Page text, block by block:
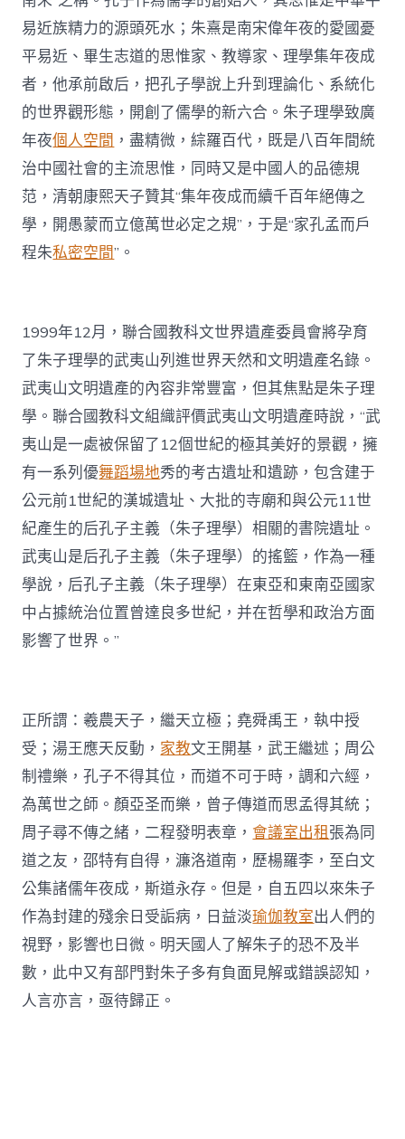
易近族精力的源頭死水；朱熹是南宋偉年夜的愛國憂
平易近、畢生志道的思惟家、教導家、理學集年夜成
者，他承前啟后，把孔子學說上升到理論化、系統化
的世界觀形態，開創了儒學的新六合。朱子理學致廣
年夜個人空間 ，盡精微，綜羅百代，既是八百年間統
治中國社會的主流思惟，同時又是中國人的品德規
范，清朝康熙天子贊其“集年夜成而續千百年絕傳之
學，開愚蒙而立億萬世必定之規”，于是“家孔孟而戶
程朱私密空間”。
1999年12月，聯合國教科文世界遺產委員會將孕育
了朱子理學的武夷山列進世界天然和文明遺產名錄。
武夷山文明遺產的內容非常豐富，但其焦點是朱子理
學。聯合國教科文組織評價武夷山文明遺產時說，“武
夷山是一處被保留了12個世紀的極其美好的景觀，擁
有一系列優舞蹈場地秀的考古遺址和遺跡，包含建于
公元前1世紀的漢城遺址、大批的寺廟和與公元11世
紀產生的后孔子主義（朱子理學）相關的書院遺址。
武夷山是后孔子主義（朱子理學）的搖籃，作為一種
學說，后孔子主義（朱子理學）在東亞和東南亞國家
中占據統治位置曾達良多世紀，并在哲學和政治方面
影響了世界。”
正所謂：羲農天子，繼天立極；堯舜禹王，執中授
受；湯王應天反動， 家教文王開基，武王繼述；周公
制禮樂，孔子不得其位，而道不可于時，調和六經，
為萬世之師。顏亞圣而樂，曾子傳道而思孟得其統；
周子尋不傳之緒，二程發明表章，會議室出租張為同
道之友，邵特有自得，濂洛道南，歷楊羅李，至白文
公集諸儒年夜成，斯道永存。但是，自五四以來朱子
作為封建的殘余日受詬病，日益淡瑜伽教室出人們的
視野，影響也日微。明天國人了解朱子的恐不及半
數，此中又有部門對朱子多有負面見解或錯誤認知，
人言亦言，亟待歸正。